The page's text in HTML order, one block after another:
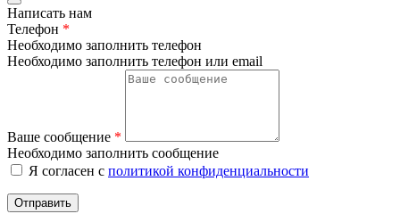
Написать нам
Телефон *
Необходимо заполнить телефон
Необходимо заполнить телефон или email
Ваше сообщение *
Необходимо заполнить сообщение
Я согласен с политикой конфиденциальности
Отправить